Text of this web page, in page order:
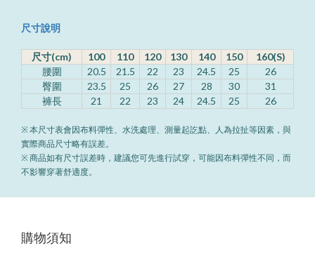
尺寸說明
尺寸(cm) 100 110 120 130 140 150
160(S)
腰圍
20.5 21.5 22 23 24.5 25
26
臀圍
23.5 25 26 27 28 30
31
褲長
21 22 23 24 24.5 25 26
※ 本尺寸表會因布料彈性、水洗處理、測量起訖點、人為拉扯等因素，與
實際商品尺寸略有誤差。
※ 商品如有尺寸誤差時，建議您可先進行試穿，可能因布料彈性不同，而
不影響穿著舒適度。
購物須知